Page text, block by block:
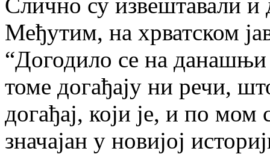
Међутим, на хрватском
“Догодило се на
томе догађају ни речи,
догађај, који је, и по
значајан у новијој